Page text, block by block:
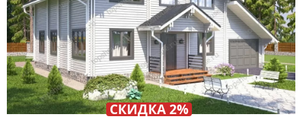
СКИДКА 2%